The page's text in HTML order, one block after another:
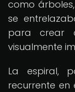
como
se
para crear
visualmente
La espiral,
recurrente